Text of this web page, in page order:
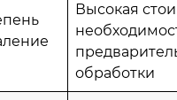
Высокая
обработки